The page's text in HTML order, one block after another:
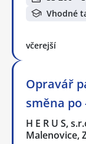
Vhodné
včerejší
Opravář
směna po
H E R U S,
Malenovice,